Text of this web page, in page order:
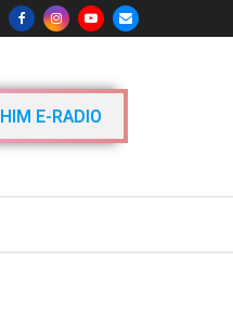
E-RADIO